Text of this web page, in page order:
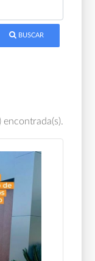
BUSCAR
encontrada(s).